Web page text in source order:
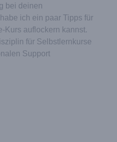
bei deinen
ich ein paar Tipps für
Kurs auflockern kannst.
für Selbstlernkurse
Support